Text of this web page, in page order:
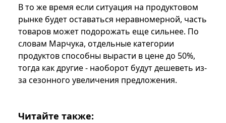
В то же время если ситуация на продуктовом
рынке будет оставаться неравномерной, часть
товаров может подорожать еще сильнее. По
словам Марчука, отдельные категории
продуктов способны вырасти в цене до 50%,
тогда как другие - наоборот будут дешеветь из-
за сезонного увеличения предложения.
Читайте также: